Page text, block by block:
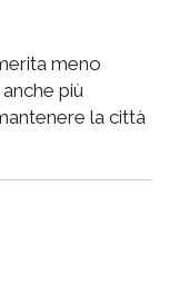
meno
più
la città